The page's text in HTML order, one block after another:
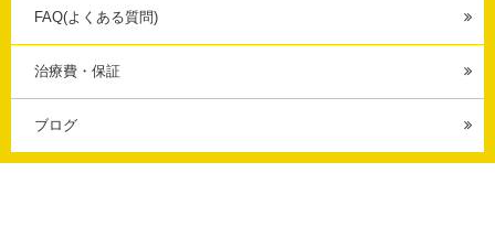
FAQ(よくある質問)
治療費・保証
ブログ